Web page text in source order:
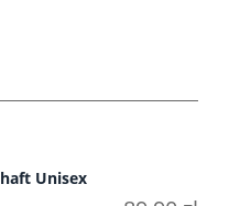
haft Unisex